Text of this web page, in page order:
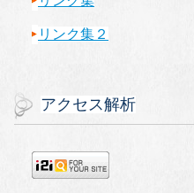
リンク集２
アクセス解析